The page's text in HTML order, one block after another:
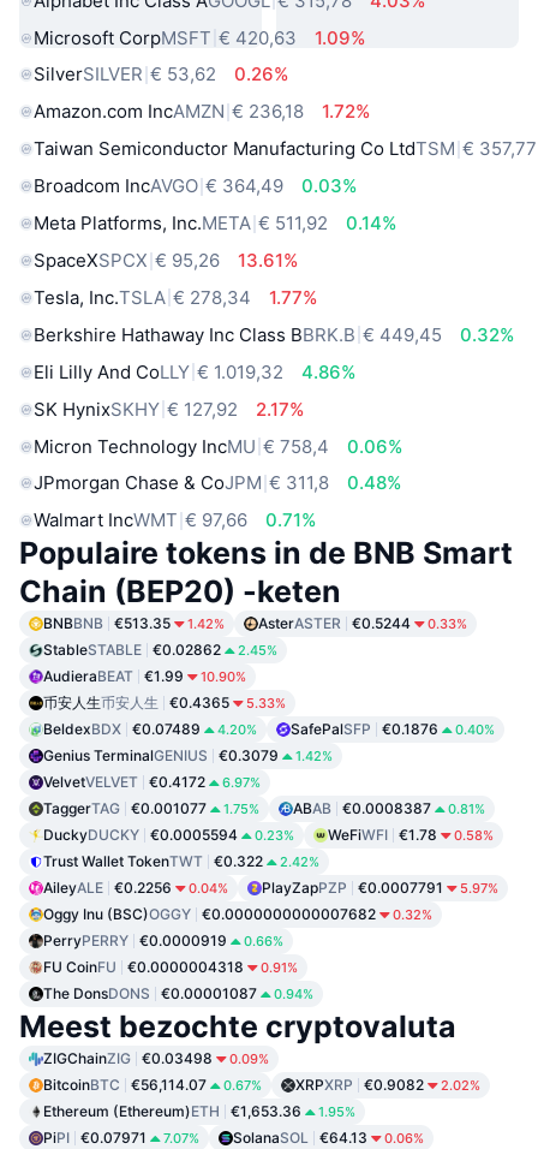
Microsoft CorpMSFT € 420,63
1.09%
SilverSILVER € 53,62
0.26%
Amazon.com IncAMZN € 236,18
1.72%
Taiwan Semiconductor Manufacturing Co LtdTSM € 357,77
Broadcom IncAVGO € 364,49
0.03%
Meta Platforms, Inc.META € 511,92
0.14%
SpaceXSPCX € 95,26
13.61%
Tesla, Inc.TSLA € 278,34
1.77%
Berkshire Hathaway Inc Class BBRK.B € 449,45
0.32%
Eli Lilly And CoLLY € 1.019,32
4.86%
SK HynixSKHY € 127,92
2.17%
Micron Technology IncMU € 758,4
0.06%
JPmorgan Chase & CoJPM € 311,8
0.48%
Walmart IncWMT € 97,66 0.71%
Populaire tokens in de BNB Smart
Chain (BEP20) -keten
BNBBNB €513.35 1.42% AsterASTER €0.5244 0.33%
StableSTABLE €0.02862 2.45%
AudieraBEAT €1.99 10.90%
币安人生币安人生 €0.4365 5.33%
BeldexBDX €0.07489 4.20% SafePalSFP €0.1876 0.40%
Genius TerminalGENIUS €0.3079 1.42%
VelvetVELVET €0.4172 6.97%
TaggerTAG €0.001077 1.75% ABAB €0.0008387 0.81%
DuckyDUCKY €0.0005594 0.23% WeFiWFI €1.78 0.58%
Trust Wallet TokenTWT €0.322 2.42%
AileyALE €0.2256 0.04% PlayZapPZP €0.0007791 5.97%
Oggy Inu (BSC)OGGY €0.0000000000007682 0.32%
PerryPERRY €0.0000919 0.66%
FU CoinFU €0.0000004318 0.91%
The DonsDONS €0.00001087 0.94%
Meest bezochte cryptovaluta
ZIGChainZIG €0.03498 0.09%
BitcoinBTC €56,114.07 0.67% XRPXRP €0.9082 2.02%
Ethereum (Ethereum)ETH €1,653.36 1.95%
PiPI €0.07971 7.07% SolanaSOL €64.13 0.06%